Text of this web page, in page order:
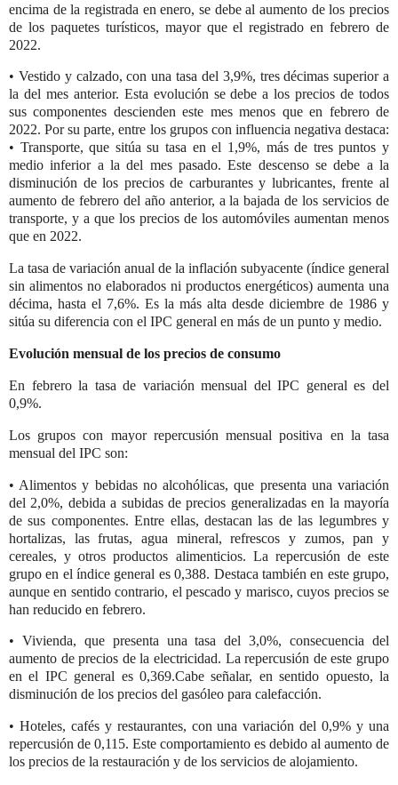
encima de la registrada en enero, se debe al aumento de los precios
de los paquetes turísticos, mayor que el registrado en febrero de
2022.
• Vestido y calzado, con una tasa del 3,9%, tres décimas superior a
la del mes anterior. Esta evolución se debe a los precios de todos
sus componentes descienden este mes menos que en febrero de
2022. Por su parte, entre los grupos con influencia negativa destaca:
• Transporte, que sitúa su tasa en el 1,9%, más de tres puntos y
medio inferior a la del mes pasado. Este descenso se debe a la
disminución de los precios de carburantes y lubricantes, frente al
aumento de febrero del año anterior, a la bajada de los servicios de
transporte, y a que los precios de los automóviles aumentan menos
que en 2022.
La tasa de variación anual de la inflación subyacente (índice general
sin alimentos no elaborados ni productos energéticos) aumenta una
décima, hasta el 7,6%. Es la más alta desde diciembre de 1986 y
sitúa su diferencia con el IPC general en más de un punto y medio.
Evolución mensual de los precios de consumo
En febrero la tasa de variación mensual del IPC general es del
0,9%.
Los grupos con mayor repercusión mensual positiva en la tasa
mensual del IPC son:
• Alimentos y bebidas no alcohólicas, que presenta una variación
del 2,0%, debida a subidas de precios generalizadas en la mayoría
de sus componentes. Entre ellas, destacan las de las legumbres y
hortalizas, las frutas, agua mineral, refrescos y zumos, pan y
cereales, y otros productos alimenticios. La repercusión de este
grupo en el índice general es 0,388. Destaca también en este grupo,
aunque en sentido contrario, el pescado y marisco, cuyos precios se
han reducido en febrero.
• Vivienda, que presenta una tasa del 3,0%, consecuencia del
aumento de precios de la electricidad. La repercusión de este grupo
en el IPC general es 0,369.Cabe señalar, en sentido opuesto, la
disminución de los precios del gasóleo para calefacción.
• Hoteles, cafés y restaurantes, con una variación del 0,9% y una
repercusión de 0,115. Este comportamiento es debido al aumento de
los precios de la restauración y de los servicios de alojamiento.